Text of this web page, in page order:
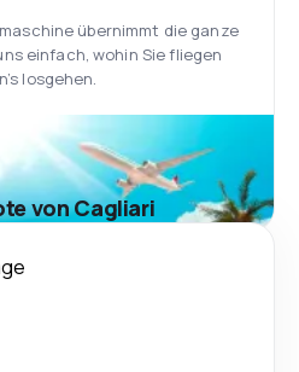
übernimmt die ganze
einfach, wohin Sie fliegen
losgehen.
von Cagliari